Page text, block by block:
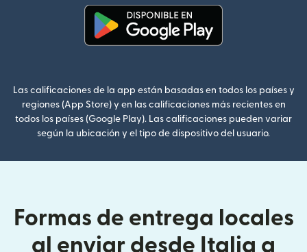
Las calificaciones de la app están basadas en todos los países y
regiones (App Store) y en las calificaciones más recientes en
todos los países (Google Play). Las calificaciones pueden variar
según la ubicación y el tipo de dispositivo del usuario.
Formas de entrega locales
al enviar desde Italia a